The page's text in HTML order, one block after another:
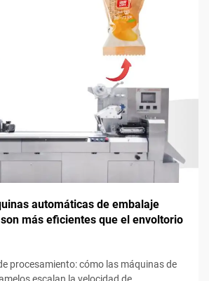
automáticas de embalaje
más eficientes que el envoltorio
procesamiento: cómo las máquinas de